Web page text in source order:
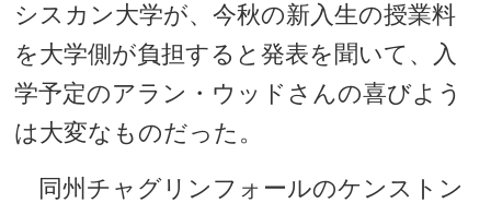
シスカン大学が、今秋の新入生の授業料
を大学側が負担すると発表を聞いて、入
学予定のアラン・ウッドさんの喜びよう
は大変なものだった。
同州チャグリンフォールのケンストン